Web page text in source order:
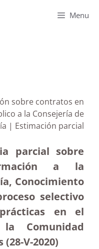
Menu
sobre contratos en
a la Consejería de
| Estimación parcial
parcial sobre
a la
Conocimiento
selectivo
en el
Comunidad
V-2020)